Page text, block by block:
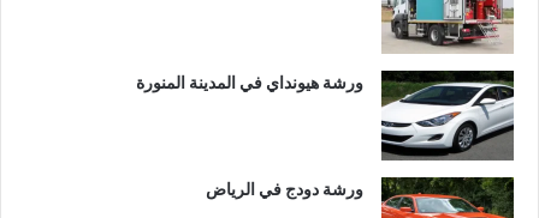
ورشة هيونداي في المدينة المنورة
ورشة دودج في الرياض